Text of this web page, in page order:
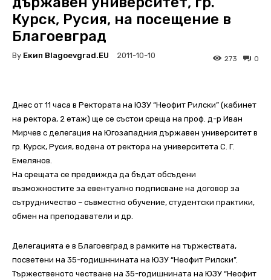
Курск, Русия, на посещение в
Благоевград
By Екип Blagoevgrad.EU 2011-10-10 0
273
Днес от 11 часа в Ректората на ЮЗУ “Неофит Рилски” (кабинет
на ректора, 2 етаж) ще се състои среща на проф. д-р Иван
Мирчев с делегация на Югозападния държавен университет в
гр. Курск, Русия, водена от ректора на университета С. Г.
Емелянов.
На срещата се предвижда да бъдат обсъдени
възможностите за евентуално подписване на договор за
сътрудничество – съвместно обучение, студентски практики,
обмен на преподаватели и др.
Делегацията е в Благоевград в рамките на тържествата,
посветени на 35-годишннината на ЮЗУ “Неофит Рилски”.
Тържественото честване на 35-годишнината на ЮЗУ “Неофит